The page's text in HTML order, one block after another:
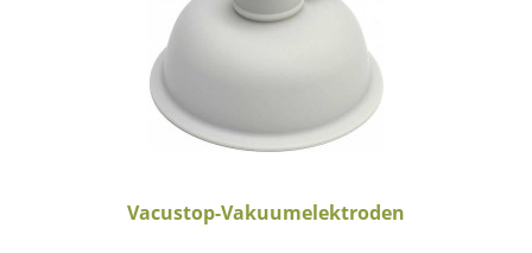
Vacustop-Vakuumelektroden